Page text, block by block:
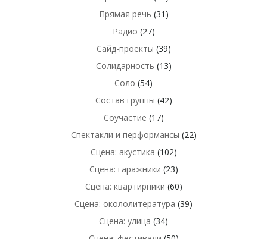
Прямая речь (31)
Радио (27)
Сайд-проекты (39)
Солидарность (13)
Соло (54)
Состав группы (42)
Соучастие (17)
Спектакли и перформансы (22)
Сцена: акустика (102)
Сцена: гаражники (23)
Сцена: квартирники (60)
Сцена: окололитература (39)
Сцена: улица (34)